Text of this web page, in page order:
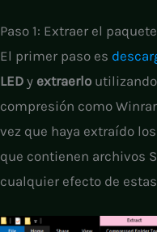
Paso 1: Extraer el
El primer paso es
LED y extraerlo
compresión como
vez que haya extraído
que contienen archivos
cualquier efecto de